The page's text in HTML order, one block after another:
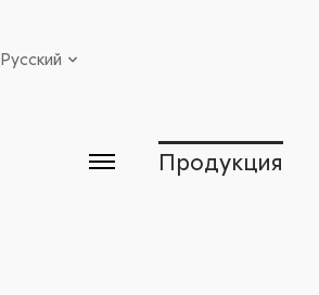
Русский
Продукция